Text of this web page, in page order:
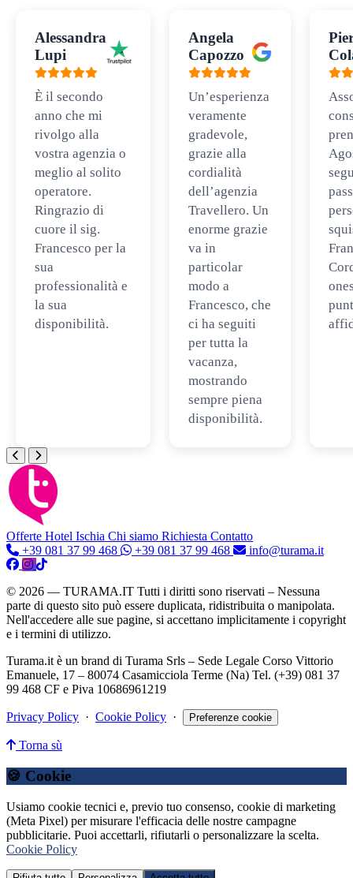
Alessandra
Lupi
È il secondo
anno che mi
rivolgo alla
vostra agenzia o
meglio al solito
operatore.
Ringrazio di
cuore il sig.
Francesco per la
sua
professionalità e
la sua
disponibilità.
Angela
Capozzo
Un’esperienza
veramente
gradevole,
grazie alla
cordialità
dell’agenzia
Travellero. Un
enorme grazie
va in
particolar
modo a
Francesco, che
ci ha seguiti
per tutta la
vacanza,
mostrando
sempre piena
disponibilità.
Offerte Hotel Ischia Chi siamo Richiesta Contatto
+39 081 37 99 468
+39 081 37 99 468 info@turama.it
© 2026 — TURAMA.IT Tutti i diritti sono riservati – Nessuna
parte di questo sito può essere duplicata, ridistribuita o manipolata.
Nell'accedere alle sue pagine, si accettano implicitamente i copyright
e i termini di utilizzo.
Turama.it è un brand di Turama Srls – Sede Legale Corso Vittorio
Emanuele, 17 – 80074 Casamicciola Terme (Na) Tel. (+39) 081 37
99 468 CF e Piva 10686961219
Privacy Policy · Cookie Policy · Preferenze cookie
Torna sù
🍪 Cookie
Usiamo cookie tecnici e, previo tuo consenso, cookie di marketing
(Meta Pixel) per misurare l'efficacia delle nostre campagne
pubblicitarie. Puoi accettarli, rifiutarli o personalizzare la scelta.
Cookie Policy